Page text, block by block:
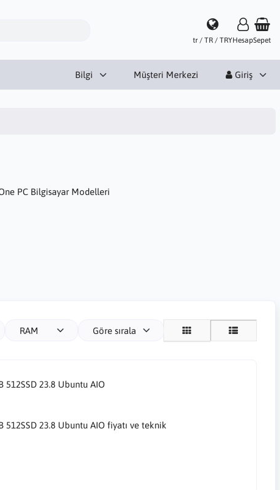
tr / TR / TRYHesapSepet
Bilgi Müşteri Merkezi Giriş
PC Bilgisayar Modelleri
RAM Göre sırala
512SSD 23.8 Ubuntu AIO
512SSD 23.8 Ubuntu AIO fiyatı ve teknik